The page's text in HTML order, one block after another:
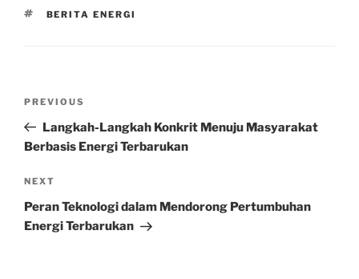
TAGS
BERITA ENERGI
Previous
Post
PREVIOUS
Langkah-Langkah Konkrit Menuju Masyarakat
Berbasis Energi Terbarukan
Next
Post
NEXT
Peran Teknologi dalam Mendorong Pertumbuhan
Energi Terbarukan